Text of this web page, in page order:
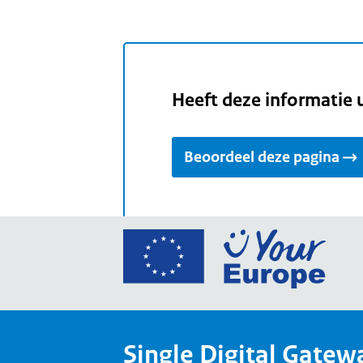
Heeft deze informatie
Beoordeel deze pagina
Ga
Your
Single Digital